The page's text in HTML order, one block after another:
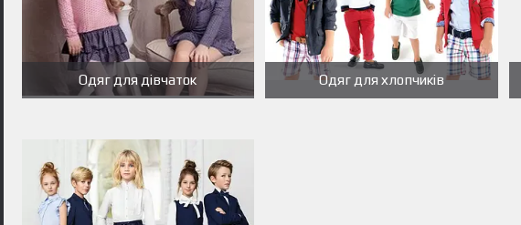
Одяг для дівчаток Одяг для хлопчиків